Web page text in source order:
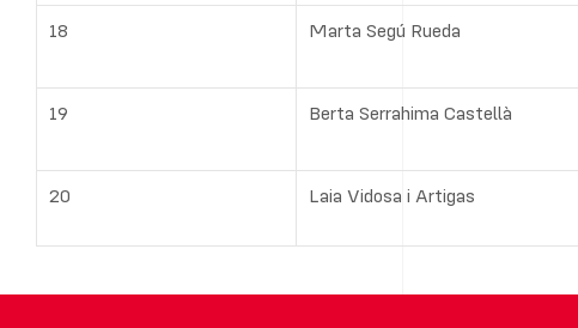
18 Marta Segú Rueda
19 Berta Serrahima Castellà
20 Laia Vidosa i Artigas